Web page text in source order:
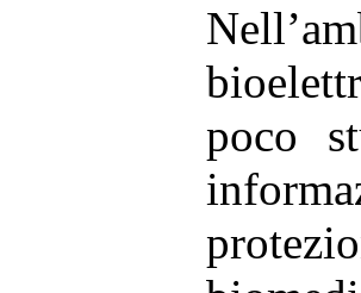
poco